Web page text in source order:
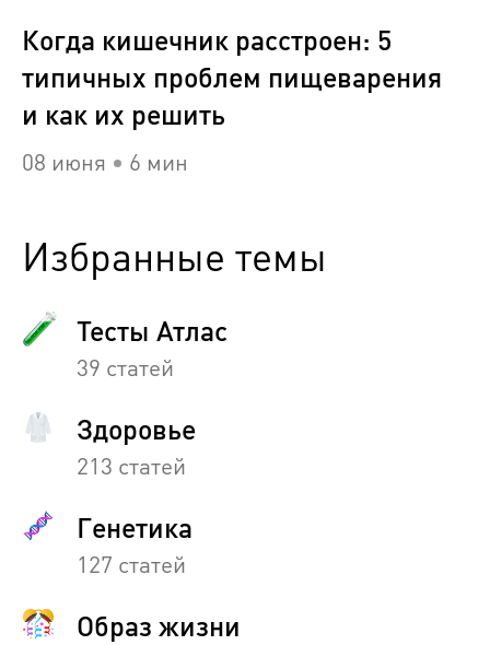
Когда кишечник расстроен: 5
типичных проблем пищеварения
и как их решить
08 июня 6 мин
Избранные темы
Тесты Атлас
39 статей
Здоровье
213 статей
Генетика
127 статей
Образ жизни